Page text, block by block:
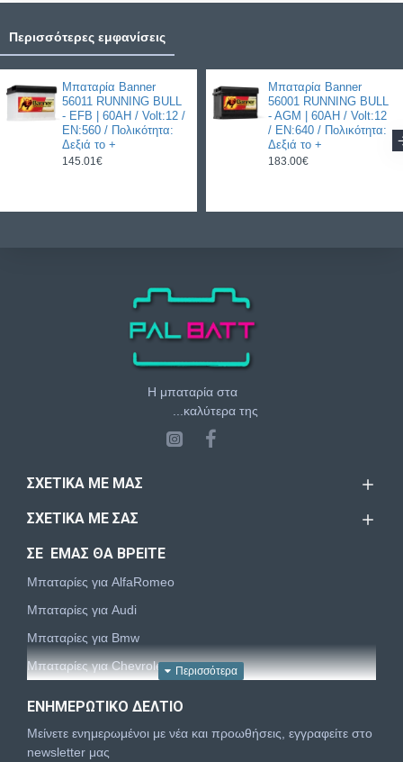
Περισσότερες εμφανίσεις
Μπαταρία Banner
56011 RUNNING BULL
- EFB | 60AH / Volt:12 /
EN:560 / Πολικότητα:
Δεξιά το +
145.01€
Μπαταρία Banner
56001 RUNNING BULL
- AGM | 60AH / Volt:12
/ EN:640 / Πολικότητα:
Δεξιά το +
183.00€
Η μπαταρία στα
...καλύτερα της
ΣΧΕΤΙΚΆ ΜΕ ΜΑΣ
ΣΧΕΤΙΚΆ ΜΕ ΣΑΣ
ΣΕ ΕΜΑΣ ΘΑ ΒΡΕΙΤΕ
Μπαταρίες για AlfaRomeo
Μπαταρίες για Audi
Μπαταρίες για Bmw
Μπαταρίες για Chevrolet
Μπαταρίες για Dacia
ΕΝΗΜΕΡΩΤΙΚΌ ΔΕΛΤΊΟ
Μείνετε ενημερωμένοι με νέα και προωθήσεις, εγγραφείτε στο
newsletter μας